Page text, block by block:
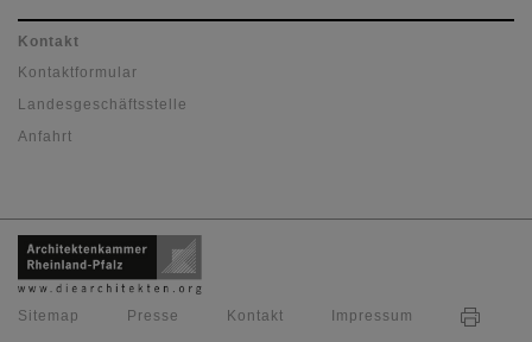
Kontakt
Kontaktformular
Landesgeschäftsstelle
Anfahrt
Sitemap Presse Kontakt Impressum